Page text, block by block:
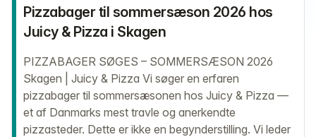
Pizzabager til sommersæson 2026 hos
Juicy & Pizza i Skagen
PIZZABAGER SØGES – SOMMERSÆSON 2026
Skagen | Juicy & Pizza Vi søger en erfaren
pizzabager til sommersæsonen hos Juicy & Pizza —
et af Danmarks mest travle og anerkendte
pizzasteder. Dette er ikke en begynderstilling. Vi leder